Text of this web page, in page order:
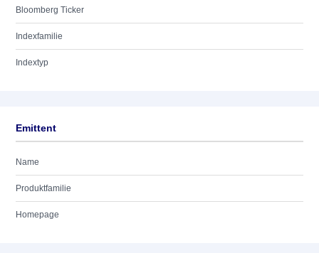
Bloomberg Ticker
Indexfamilie
Indextyp
Emittent
Name
Produktfamilie
Homepage